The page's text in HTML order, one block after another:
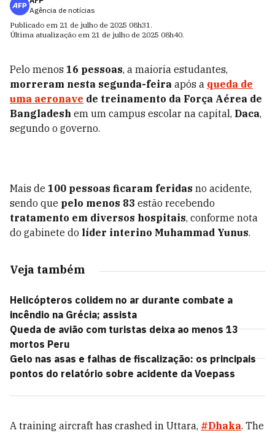
Agência de notícias
Publicado em 21 de julho de 2025 08h31.
Última atualização em 21 de julho de 2025 08h40.
Pelo menos 16 pessoas, a maioria estudantes,
morreram nesta segunda-feira após a queda de
uma aeronave de treinamento da Força Aérea de
Bangladesh em um campus escolar na capital, Daca,
segundo o governo.
Mais de 100 pessoas ficaram feridas no acidente,
sendo que pelo menos 83 estão recebendo
tratamento em diversos hospitais, conforme nota
do gabinete do líder interino Muhammad Yunus.
Veja também
Helicópteros colidem no ar durante combate a
incêndio na Grécia; assista
Queda de avião com turistas deixa ao menos 13
mortos Peru
Gelo nas asas e falhas de fiscalização: os principais
pontos do relatório sobre acidente da Voepass
A training aircraft has crashed in Uttara, #Dhaka. The